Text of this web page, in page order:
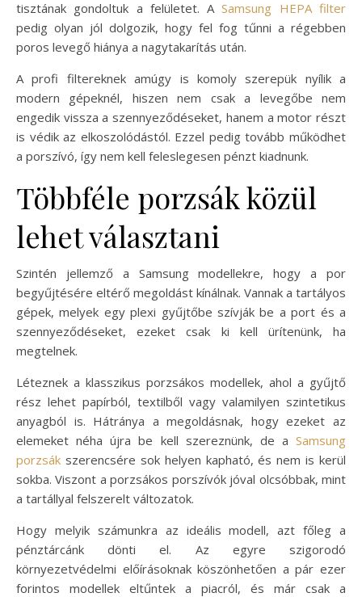
tisztának gondoltuk a felületet. ASamsung HEPA filter
pedig olyan jól dolgozik, hogy fel fog tűnni a régebben
poros levegő hiánya a nagytakarítás után.
A profi filtereknek amúgy is komoly szerepük nyílik a
modern gépeknél, hiszen nem csak a levegőbe nem
engedik vissza a szennyeződéseket, hanem a motor részt
is védik az elkoszolódástól. Ezzel pedig tovább működhet
a porszívó, így nem kell feleslegesen pénzt kiadnunk.
Többféle porzsák közül
lehet választani
Szintén jellemző a Samsung modellekre, hogy a por
begyűjtésére eltérő megoldást kínálnak. Vannak a tartályos
gépek, melyek egy plexi gyűjtőbe szívják be a port és a
szennyeződéseket, ezeket csak ki kell ürítenünk, ha
megtelnek.
Léteznek a klasszikus porzsákos modellek, ahol a gyűjtő
rész lehet papírból, textilből vagy valamilyen szintetikus
anyagból is. Hátránya a megoldásnak, hogy ezeket az
elemeket néha újra be kell szereznünk, de a Samsung
porzsák szerencsére sok helyen kapható, és nem is kerül
sokba. Viszont a porzsákos porszívók jóval olcsóbbak, mint
a tartállyal felszerelt változatok.
Hogy melyik számunkra az ideális modell, azt főleg a
pénztárcánk dönti el. Az egyre szigorodó
környezetvédelmi előírásoknak köszönhetően a pár ezer
forintos modellek eltűntek a piacról, és már csak a